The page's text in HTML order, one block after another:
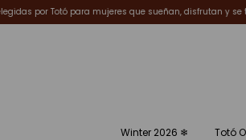
sueñan, disfrutan y se transforman. ✨Welcome
Winter 2026 ❄︎ Totó